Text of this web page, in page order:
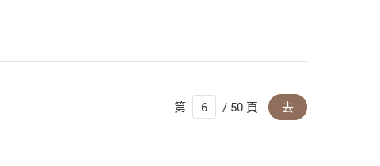
頁 第 / 50 頁 去